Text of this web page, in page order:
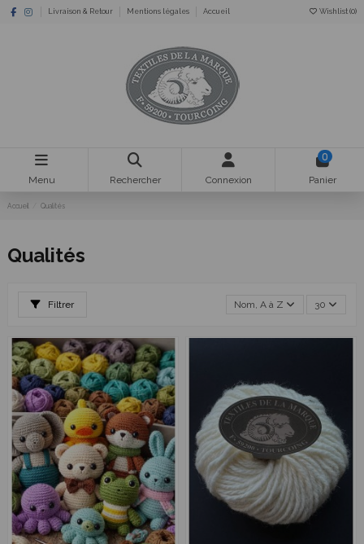
Livraison & Retour Mentions légales Accueil Wishlist (0)
Menu Rechercher Connexion
0
Panier
Accueil Qualités
Qualités
Filtrer Nom, A à Z 30